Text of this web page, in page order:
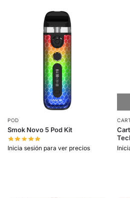
POD
Smok Novo 5 Pod Kit
Inicia sesión para ver precios